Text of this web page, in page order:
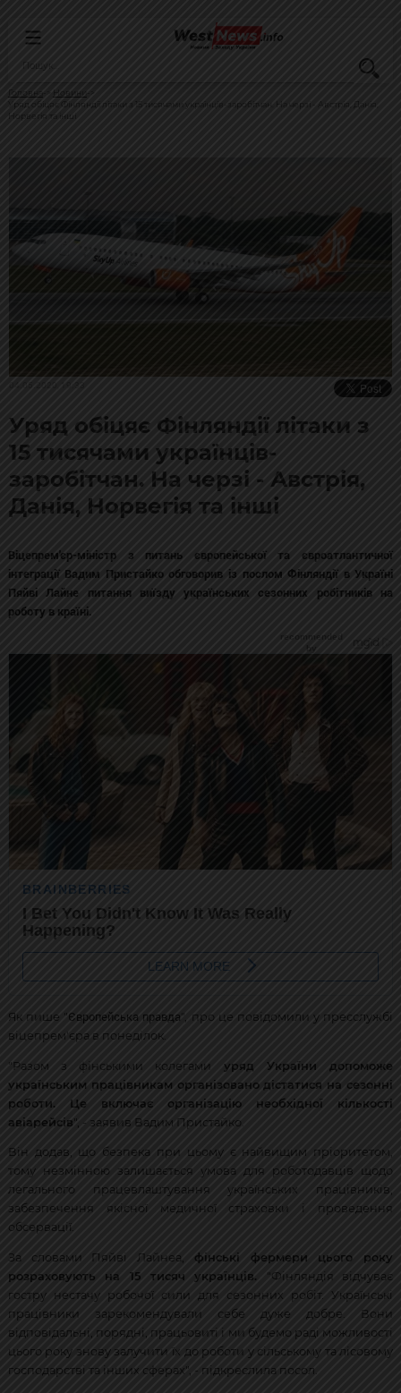
Головна
Новини
Уряд обіцяє Фінляндії літаки з 15 тисячами українців-заробітчан. На черзі - Австрія, Данія,
Норвегія та інші
Уряд обіцяє Фінляндії літаки з
15 тисячами українців-
заробітчан. На черзі - Австрія,
Данія, Норвегія та інші
Віцепрем'єр-міністр з питань європейської та євроатлантичної
інтеграції Вадим Пристайко обговорив із послом Фінляндії в Україні
Пяйві Лайне питання виїзду українських сезонних робітників на
роботу в країні.
Як пише "Європейська правда", про це повідомили у пресслужбі
віцепрем'єра в понеділок.
"Разом з фінськими колегами уряд України допоможе
українським працівникам організовано дістатися на сезонні
роботи. Це включає організацію необхідної кількості
авіарейсів", - заявив Вадим Пристайко.
Він додав, що безпека при цьому є найвищим пріоритетом,
тому незмінною залишається умова для роботодавців щодо
легального працевлаштування українських працівників,
забезпечення якісної медичної страховки і проведення
обсервації.
За словами Пяйві Лайнеа, фінські фермери цього року
розраховують на 15 тисяч українців. "Фінляндія відчуває
гостру нестачу робочої сили для сезонних робіт. Українські
працівники зарекомендували себе дуже добре. Вони
відповідальні, порядні, працьовиті і ми будемо раді можливості
цього року знову залучити їх до роботи у сільському та лісовому
господарстві та інших сферах", - підкреслила посол.